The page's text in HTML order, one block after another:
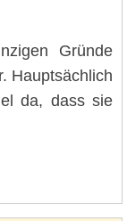
Gründe
Hauptsächlich
da, dass sie